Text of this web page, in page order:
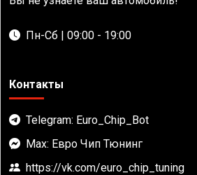
Пн-Сб | 09:00 - 19:00
Контакты
Telegram: Euro_Chip_Bot
Max: Евро Чип Тюнинг
https://vk.com/euro_chip_tuning